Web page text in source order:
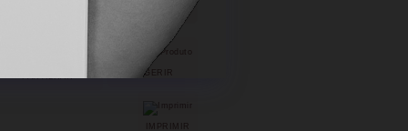
SUGERIR
PARTILHAR